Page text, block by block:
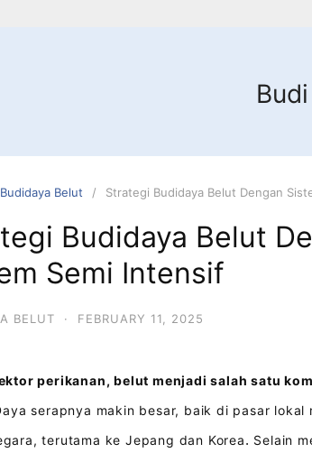
Budidaya Belut Strategi Budidaya Belut Dengan
Budidaya Belut
Semi Intensif
BELUT · FEBRUARY 11, 2025
perikanan, belut menjadi salah satu
serapnya makin besar, baik di pasar lokal
terutama ke Jepang dan Korea. Selain